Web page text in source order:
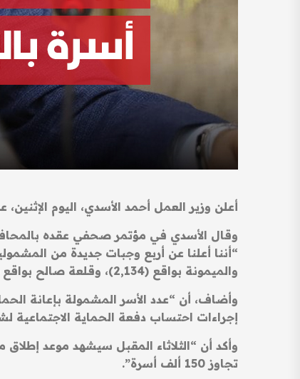
أعلن وزير العمل أحمد الأسدي، اليوم الإثنين، عن شمول أكثر من 24
والميمونة بواقع (2,134)، وقلعة صالح بواقع (2,107)، والكحلاء بواقع (2,048)”.
إجراءات احتساب دفعة الحماية الاجتماعية
وأكد أن “الثلاثاء المقبل سيشهد موعد
تجاوز 150 ألف أسرة”.